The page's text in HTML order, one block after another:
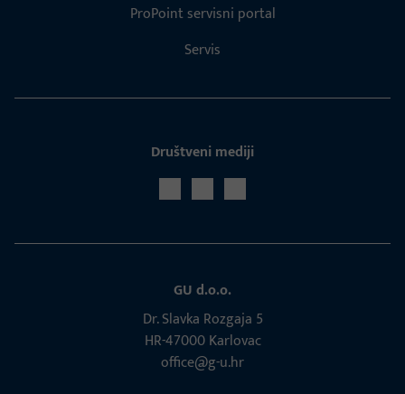
ProPoint servisni portal
Servis
Društveni mediji
GU d.o.o.
Dr. Slavka Rozgaja 5
HR-47000 Karlovac
office@g-u.hr